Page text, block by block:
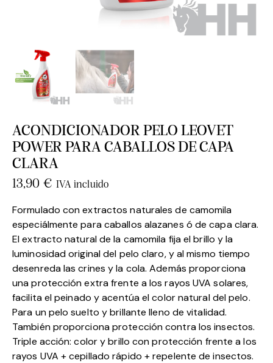
ACONDICIONADOR PELO LEOVET
POWER PARA CABALLOS DE CAPA
CLARA
13,90 € IVA incluido
Formulado con extractos naturales de camomila
especiálmente para caballos alazanes ó de capa clara.
El extracto natural de la camomila fija el brillo y la
luminosidad original del pelo claro, y al mismo tiempo
desenreda las crines y la cola. Además proporciona
una protección extra frente a los rayos UVA solares,
facilita el peinado y acentúa el color natural del pelo.
Para un pelo suelto y brillante lleno de vitalidad.
También proporciona protección contra los insectos.
Triple acción: color y brillo con protección frente a los
rayos UVA + cepillado rápido + repelente de insectos.